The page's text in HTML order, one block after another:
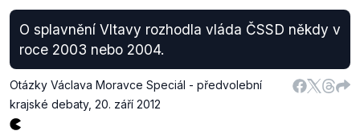
O splavnění Vltavy rozhodla vláda ČSSD někdy v
roce 2003 nebo 2004.
Otázky Václava Moravce Speciál - předvolební
krajské debaty, 20. září 2012